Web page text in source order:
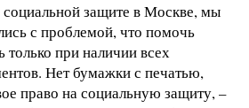
социальной защите в Москве, мы
с проблемой, что помочь
при наличии всех
Нет бумажки с печатью,
право на социальную защиту, –